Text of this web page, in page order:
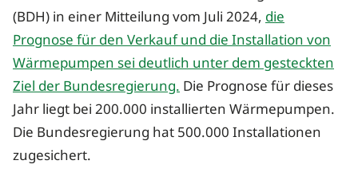
(BDH) in einer Mitteilung vom Juli 2024,die
Prognose für den Verkauf und die Installation von
Wärmepumpen sei deutlich unter dem gesteckten
Ziel der Bundesregierung.Die Prognose für dieses
Jahr liegt bei 200.000 installierten Wärmepumpen.
Die Bundesregierung hat 500.000 Installationen
zugesichert.